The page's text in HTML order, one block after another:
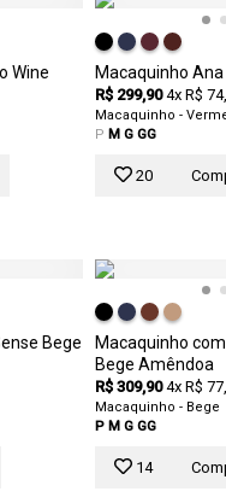
Wine Macaquinho
R$ 299,90 4x R$
Macaquinho -
P M G GG
20
Bege
Macaquinho
Bege Amêndoa
R$ 309,90 4x R$
Macaquinho - Bege
P M G GG
14